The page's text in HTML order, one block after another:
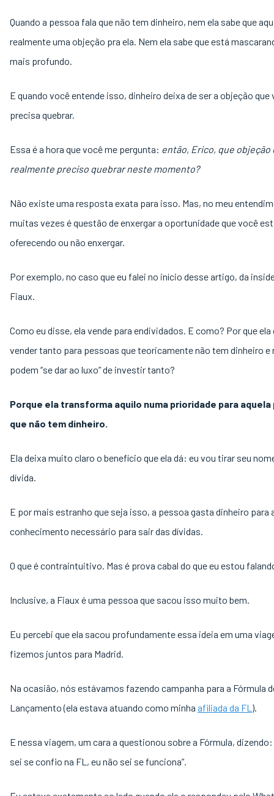
Quando a pessoa fala que não tem dinheiro, nem ela sabe que
realmente uma objeção pra ela. Nem ela sabe que está
mais profundo.
E quando você entende isso, dinheiro deixa de ser a objeção que
precisa quebrar.
Essa é a hora que você me pergunta: então, Erico, que objeção
realmente preciso quebrar neste momento?
Não existe uma resposta exata para isso. Mas, no meu
muitas vezes é questão de enxergar a oportunidade que você
oferecendo ou não enxergar.
Por exemplo, no caso que eu falei no início desse artigo, da
Fiaux.
Como eu disse, ela vende para endividados. E como? Por que
vender tanto para pessoas que teoricamente não tem dinheiro e
podem “se dar ao luxo” de investir tanto?
Porque ela transforma aquilo numa prioridade para
que não tem dinheiro.
Ela deixa muito claro o benefício que ela dá: eu vou tirar seu
dívida.
E por mais estranho que seja isso, a pessoa gasta dinheiro para
conhecimento necessário para sair das dívidas.
O que é contraintuitivo. Mas é prova cabal do que eu estou
Inclusive, a Fiaux é uma pessoa que sacou isso muito bem.
Eu percebi que ela sacou profundamente essa ideia em uma
fizemos juntos para Madrid.
Na ocasião, nós estávamos fazendo campanha para a Fórmula
Lançamento (ela estava atuando como minha afiliada da FL ).
E nessa viagem, um cara a questionou sobre a Fórmula, dizendo:
sei se confio na FL, eu não sei se funciona”.